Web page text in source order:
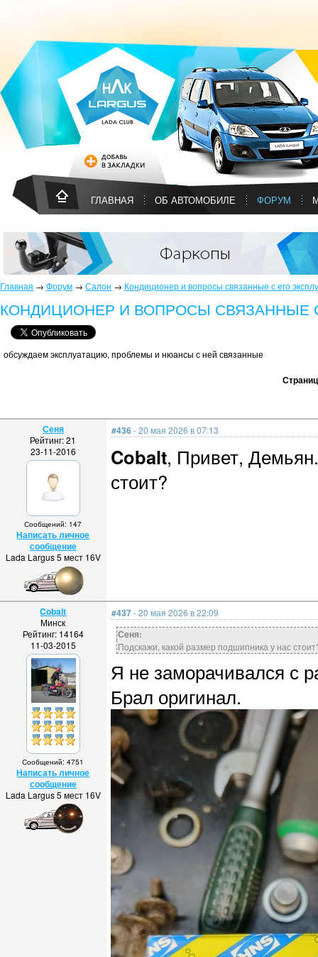
ГЛАВНАЯ ОБ АВТОМОБИЛЕ ФОРУМ
Главная → Форум → Салон → Кондиционер и вопросы связанные с его
КОНДИЦИОНЕР И ВОПРОСЫ СВЯЗАННЫЕ
обсуждаем эксплуатацию, проблемы и нюансы с ней связанные
Сеня
Рейтинг: 21
23-11-2016
Сообщений: 147
Написать личное
сообщение
Lada Largus 5 мест 16V
#436- 20 мая 2026 в 07:13
Cobalt, Привет,
стоит?
Cobalt
Минск
Рейтинг: 14164
11-03-2015
Сообщений: 4751
Написать личное
сообщение
Lada Largus 5 мест 16V
#437- 20 мая 2026 в 22:09
Сеня:
Подскажи, какой размер подшипника у нас
Я не заморачивался с
Брал оригинал.